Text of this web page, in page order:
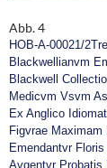
Abb. 4
HOB-A-00021/2
Blackwellianvm
Blackwell
Medicvm Vsvm
Ex Anglico
Figvrae
Emendantvr
Avgentvr Probatis